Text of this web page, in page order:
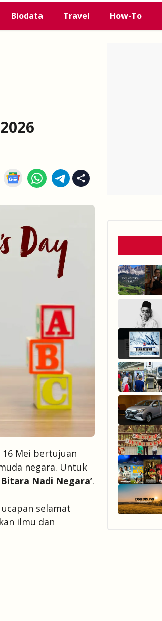
Biodata Travel How-To
Mei bertujuan
negara. Untuk
Bitara Nadi Negara’.
selamat
ilmu dan